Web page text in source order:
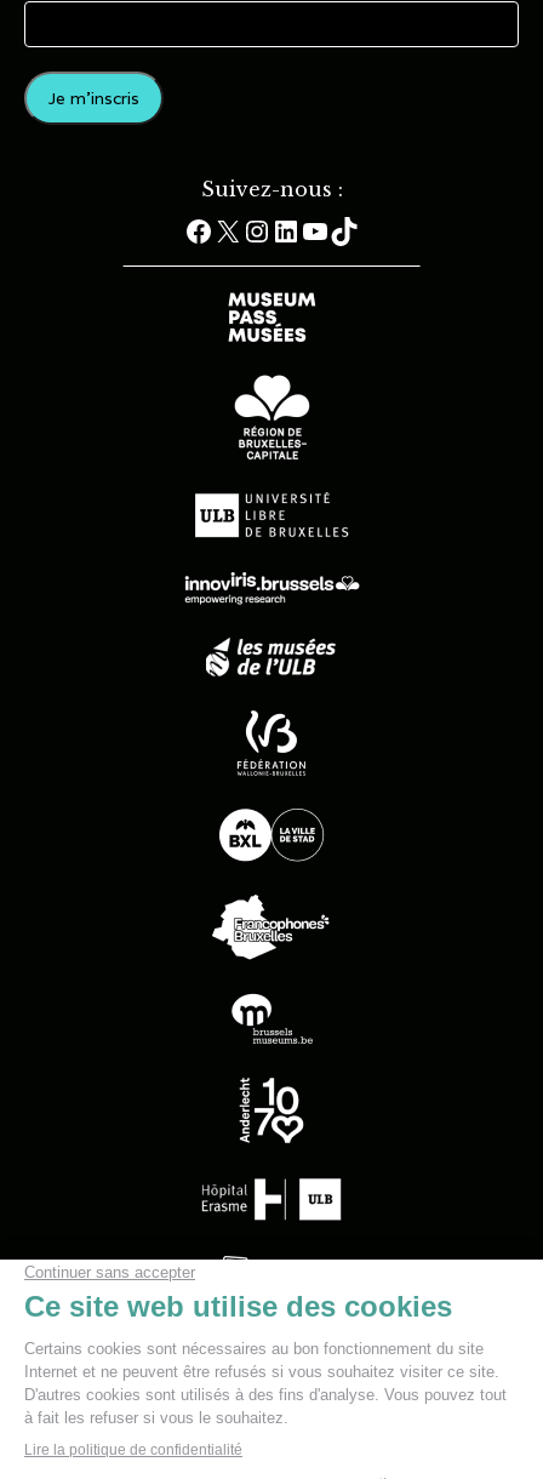
Suivez-nous :
Facebook
X Instagram
LinkedInYouTube